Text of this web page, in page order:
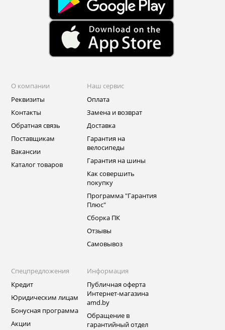
О компании
Реквизиты
Контакты
Обратная связь
Поставщикам
Вакансии
Каталог товаров
Наш сервис
Оплата
Замена и возврат
Доставка
Гарантия на
велосипеды
Гарантия на шины
Как совершить
покупку
Программа "Гарантия
Плюс"
Сборка ПК
Отзывы
Самовывоз
Спецпредложения
Кредит
Юридическим лицам
Бонусная программа
Акции
Информация
Публичная оферта
Интернет-магазина
amd.by
Обращение в
гарантийный отдел